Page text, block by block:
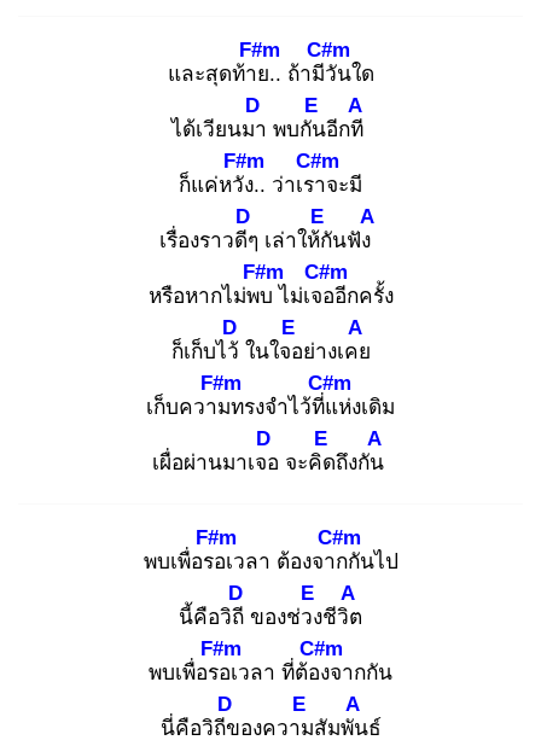
และสุดท้าย
F#m
.. ถ้ามีวั
C#m
นใด
ได้เวียนมา
D
พบกัน
E
อีกที
A
ก็แค่หวัง
F#m
.. ว่าเรา
C#m
จะมี
เรื่องราวดีๆ
D
เล่าให้กั
E
นฟัง
A
หรือหากไม่พบ
F#m
ไม่เจอ
C#m
อีกครั้ง
ก็เก็บไว้
D
ในใจอ
E
ย่างเคย
A
เก็บความ
F#m
ทรงจำไว้ที่แ
C#m
ห่งเดิม
เผื่อผ่านมาเจอ
D
จะคิด
E
ถึงกัน
A
พบเพื่อรอ
F#m
เวลา ต้องจาก
C#m
กันไป
นี้คือวิถี
D
ของช่วง
E
ชีวิต
A
พบเพื่อรอ
F#m
เวลา ที่ต้อง
C#m
จากกัน
นี่คือวิถีข
D
องความ
E
สัมพัน
A
ธ์